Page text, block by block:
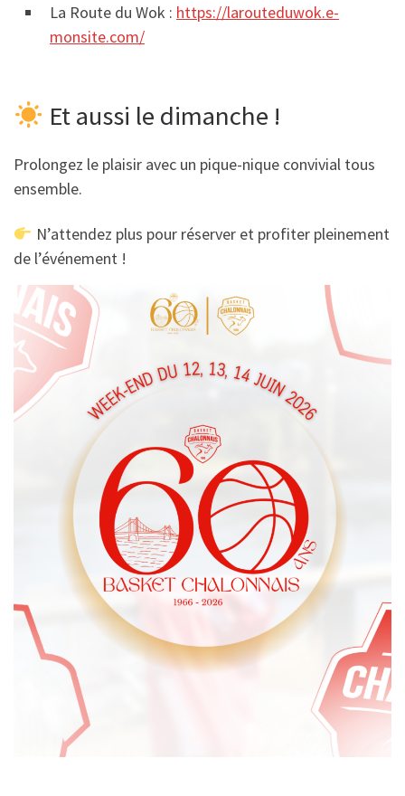
La Route du Wok : https://larouteduwok.e-
monsite.com/
Et aussi le dimanche !
Prolongez le plaisir avec un pique-nique convivial tous
ensemble.
N’attendez plus pour réserver et profiter pleinement
de l’événement !